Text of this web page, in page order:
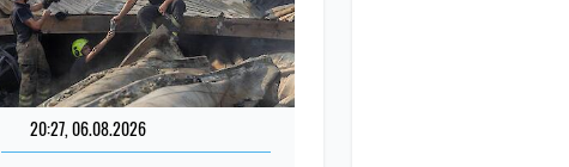
20:27, 06.08.2026